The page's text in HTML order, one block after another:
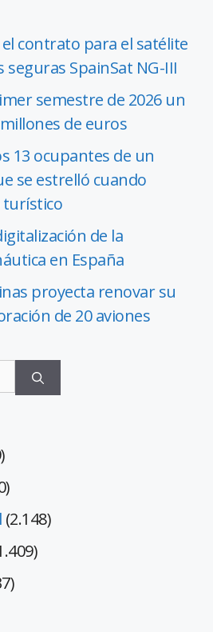
contrato para el satélite
seguras SpainSat NG-III
semestre de 2026 un
de euros
13 ocupantes de un
se estrelló cuando
turístico
de la
en España
proyecta renovar su
de 20 aviones
(2.148)